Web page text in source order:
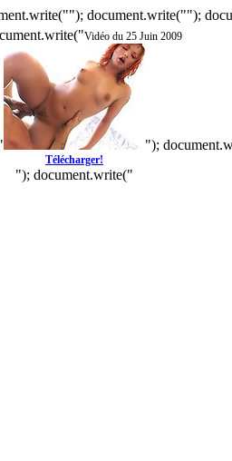
document.write("");
Vidéo du 25 Juin 2009
");
Télécharger!
"); document.write("